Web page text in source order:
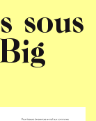
sous